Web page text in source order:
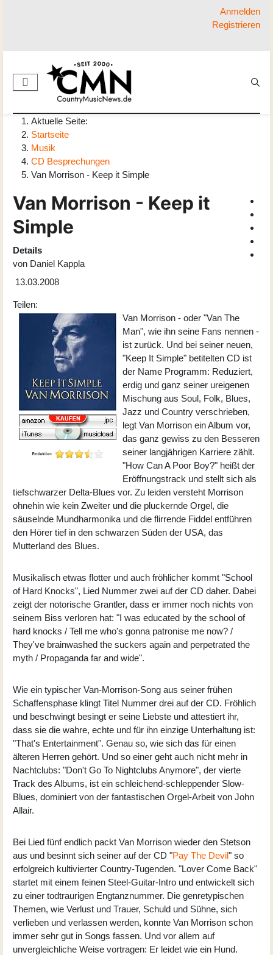
Anmelden
Registrieren
Aktuelle Seite:
Startseite
Musik
CD Besprechungen
Van Morrison - Keep it Simple
Van Morrison - Keep it
Simple
Details
von Daniel Kappla
13.03.2008
Teilen:
Van Morrison ­­- oder "Van The
Man", wie ihn seine Fans nennen -
ist zurück. Und bei seiner neuen,
"Keep It Simple" betitelten CD ist
der Name Programm: Reduziert,
erdig und ganz seiner ureigenen
Mischung aus Soul, Folk, Blues,
Jazz und Country verschrieben,
legt Van Morrison ein Album vor,
das ganz gewiss zu den Besseren
seiner langjährigen Karriere zählt.
"How Can A Poor Boy?" heißt der
Eröffnungstrack und stellt sich als
tiefschwarzer Delta-Blues vor. Zu leiden versteht Morrison
ohnehin wie kein Zweiter und die pluckernde Orgel, die
säuselnde Mundharmonika und die flirrende Fiddel entführen
den Hörer tief in den schwarzen Süden der USA, das
Mutterland des Blues.
Musikalisch etwas flotter und auch fröhlicher kommt "School
of Hard Knocks", Lied Nummer zwei auf der CD daher. Dabei
zeigt der notorische Grantler, dass er immer noch nichts von
seinem Biss verloren hat: "I was educated by the school of
hard knocks / Tell me who's gonna patronise me now? /
They've brainwashed the suckers again and perpetrated the
myth / Propaganda far and wide".
Wie ein typischer Van-Morrison-Song aus seiner frühen
Schaffensphase klingt Titel Nummer drei auf der CD. Fröhlich
und beschwingt besingt er seine Liebste und attestiert ihr,
dass sie die wahre, echte und für ihn einzige Unterhaltung ist:
"That's Entertainment". Genau so, wie sich das für einen
älteren Herren gehört. Und so einer geht auch nicht mehr in
Nachtclubs: "Don't Go To Nightclubs Anymore", der vierte
Track des Albums, ist ein schleichend-schleppender Slow-
Blues, dominiert von der fantastischen Orgel-Arbeit von John
Allair.
Bei Lied fünf endlich packt Van Morrison wieder den Stetson
aus und besinnt sich seiner auf der CD "Pay The Devil" so
erfolgreich kultivierter Country-Tugenden. "Lover Come Back"
startet mit einem feinen Steel-Guitar-Intro und entwickelt sich
zu einer todtraurigen Engtanznummer. Die genretypischen
Themen, wie Verlust und Trauer, Schuld und Sühne, sich
verlieben und verlassen werden, konnte Van Morrison schon
immer sehr gut in Songs fassen. Und vor allem auf
unvergleichliche Weise vortragen: Er leidet wie ein Hund.